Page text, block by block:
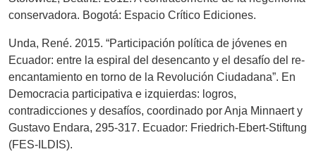
conservadora. Bogotá: Espacio Crítico Ediciones.
Unda, René. 2015. “Participación política de jóvenes en
Ecuador: entre la espiral del desencanto y el desafío del re-
encantamiento en torno de la Revolución Ciudadana”. En
Democracia participativa e izquierdas: logros,
contradicciones y desafíos, coordinado por Anja Minnaert y
Gustavo Endara, 295-317. Ecuador: Friedrich-Ebert-Stiftung
(FES-ILDIS).